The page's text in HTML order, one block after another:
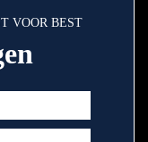
VOOR BEST